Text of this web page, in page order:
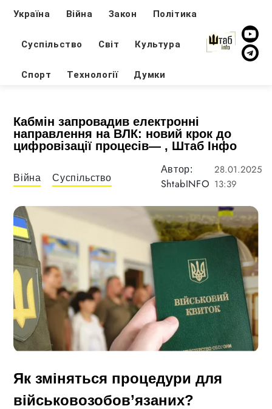
Україна Війна Закон Політика
Суспільство Світ Культура
Спорт Технології Думки
Кабмін запровадив електронні
направлення на ВЛК: новий крок до
цифровізації процесів— , Штаб Інфо
Війна Суспільство
Автор:
ShtabINFO
28.01.2025
13:39
Як зміняться процедури для
військовозобов’язаних?